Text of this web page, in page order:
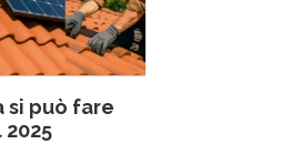
si può fare